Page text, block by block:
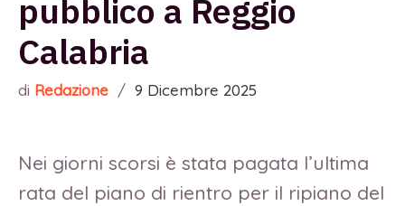
pubblico a Reggio
Calabria
di Redazione / 9 Dicembre 2025
Nei giorni scorsi è stata pagata l’ultima
rata del piano di rientro per il ripiano del